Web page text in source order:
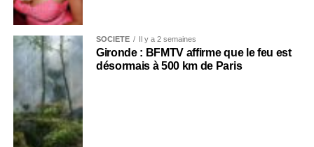
SOCIÉTÉ Il y a 2 semaines
Gironde : BFMTV affirme que le feu est
désormais à 500 km de Paris